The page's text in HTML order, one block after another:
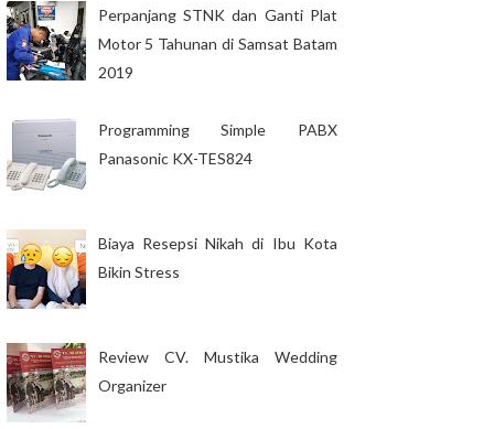
Perpanjang STNK dan Ganti Plat
Motor 5 Tahunan di Samsat Batam
2019
Programming Simple PABX
Panasonic KX-TES824
Biaya Resepsi Nikah di Ibu Kota
Bikin Stress
Review CV. Mustika Wedding
Organizer